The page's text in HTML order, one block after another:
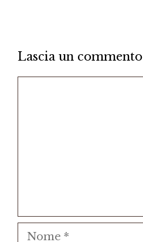
Lascia un commento
Nome